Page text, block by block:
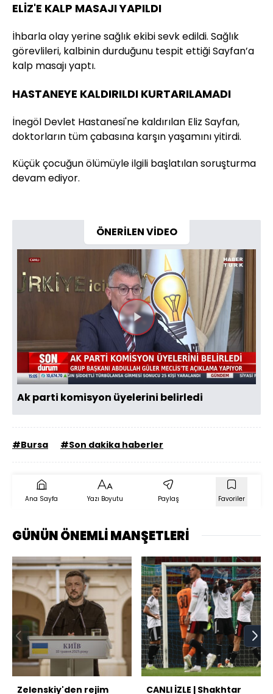
ELİZ'E KALP MASAJI YAPILDI
İhbarla olay yerine sağlık ekibi sevk edildi. Sağlık
görevlileri, kalbinin durduğunu tespit ettiği Sayfan’a
kalp masajı yaptı.
HASTANEYE KALDIRILDI KURTARILAMADI
İnegöl Devlet Hastanesi'ne kaldırılan Eliz Sayfan,
doktorların tüm çabasına karşın yaşamını yitirdi.
Küçük çocuğun ölümüyle ilgili başlatılan soruşturma
devam ediyor.
ÖNERİLEN VİDEO
Videoyu
Oynat
Ak parti komisyon üyelerini belirledi
#Bursa #Son dakika haberler
Ana Sayfa Yazı Boyutu Paylaş Favoriler
GÜNÜN ÖNEMLİ MANŞETLERİ
Zelenskiy'den rejim CANLI İZLE | Shakhtar